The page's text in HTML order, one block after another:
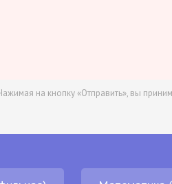
на кнопку «Отправить», вы